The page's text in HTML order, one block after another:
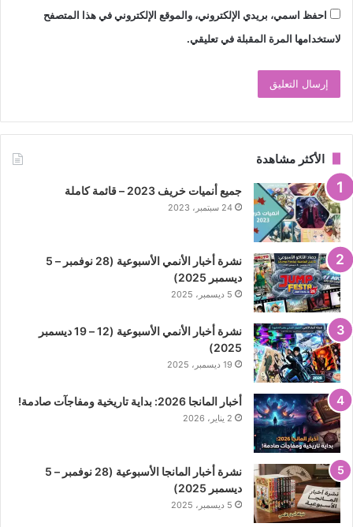
احفظ اسمي، بريدي الإلكتروني، والموقع الإلكتروني في هذا المتصفح
لاستخدامها المرة المقبلة في تعليقي.
الأكثر مشاهدة
جميع أنميات خريف 2023 – قائمة كاملة
24 سبتمبر، 2023
نشرة أخبار الأنمي الأسبوعية (28 نوفمبر – 5
ديسمبر 2025)
5 ديسمبر، 2025
نشرة أخبار الأنمي الأسبوعية (12 – 19 ديسمبر
2025)
19 ديسمبر، 2025
أخبار المانجا 2026: بداية تاريخية ومفاجآت صادمة!
2 يناير، 2026
نشرة أخبار المانجا الأسبوعية (28 نوفمبر – 5
ديسمبر 2025)
5 ديسمبر، 2025